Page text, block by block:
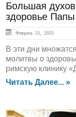
Большая
здоровье
Февраль 21, 2025
В эти дни
молитвы о
римскую клинику
Читать Далее... »